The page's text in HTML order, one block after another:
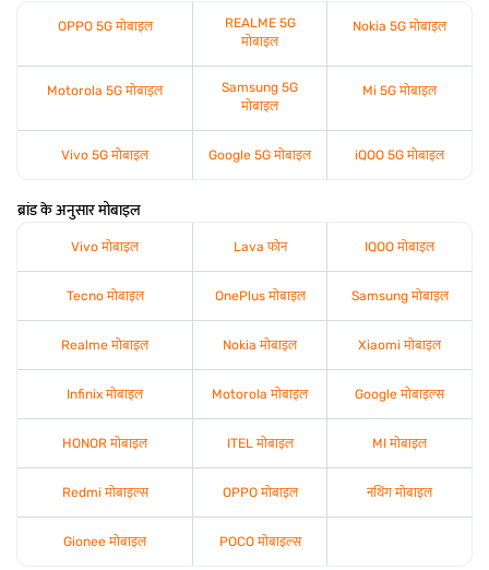
OPPO 5G मोबाइल
REALME 5G
मोबाइल
Nokia 5G मोबाइल
Motorola 5G मोबाइल
Samsung 5G
मोबाइल
Mi 5G मोबाइल
Vivo 5G मोबाइल Google 5G मोबाइल iQOO 5G मोबाइल
ब्रांड के अनुसार मोबाइल
Vivo मोबाइल Lava फोन IQOO मोबाइल
Tecno मोबाइल OnePlus मोबाइल Samsung मोबाइल
Realme मोबाइल Nokia मोबाइल Xiaomi मोबाइल
Infinix मोबाइल Motorola मोबाइल Google मोबाइल्स
HONOR मोबाइल ITEL मोबाइल MI मोबाइल
Redmi मोबाइल्स OPPO मोबाइल नथिंग मोबाइल
Gionee मोबाइल POCO मोबाइल्स